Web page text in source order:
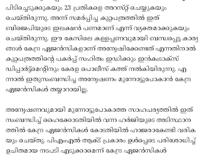
പിടിച്ചെടുക്കുകയും 23 പ്രതികളെ അറസ്‌റ്റ് ചെയ്യുകയും
ചെയ്‌തിരുന്നു. അന്ന് സമർപ്പിച്ച കുറ്റപത്രത്തിൽ ഇത്
ബിജെപിയുടെ ഇലക്ഷൻ പണമാണ് എന്ന് വ്യക്തമാക്കുകയും
ചെയ്‌തിരുന്നു. ഈ കേസിലെ കള്ളപ്പണവുമായി ബന്ധപ്പെട്ട കാര്യ
ങ്ങൾ കേന്ദ്ര ഏജൻസികളാണ് അന്വേഷിക്കേണ്ടത് എന്നതിനാൽ
കുറ്റപത്രത്തിന്റെ പകർപ്പ് സഹിതം ഇഡിക്കും ഇൻകംടാക്‌സ്
ഡിപ്പാർട്ട്മെന്റിനും കേരള പൊലീസ് കത്ത് നൽകിയിരുന്നു. എ
ന്നാൽ ഇതുസംബന്ധിച്ച അന്വേഷണം മുന്നോട്ടുപോകാൻ കേന്ദ്ര
ഏജൻസികൾ തയ്യാറായില്ല.
അന്വേഷണവുമായി മുന്നോട്ടുപോകാത്ത സാഹചര്യത്തിൽ ഇത്
സംബന്ധിച്ച് ഹൈക്കോടതിയിൽ വന്ന ഹർജിയുടെ അടിസ്ഥാന
ത്തിൽ കേന്ദ്ര ഏജൻസികൾ കോടതിയിൽ ഹാജരാകേണ്ടി വരിക
യും ചെയ്തു‌. പിഎംഎൽ ആക്ട് പ്രകാരം ഉൾപ്പെടെ പരിശോധിച്ച്
ഉചിതമായ നടപടി എടുക്കാമെന്ന് കേന്ദ്ര ഏജൻസികൾ